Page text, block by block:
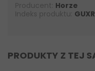
Producent: Horze
Indeks produktu:
PRODUKTY Z TEJ